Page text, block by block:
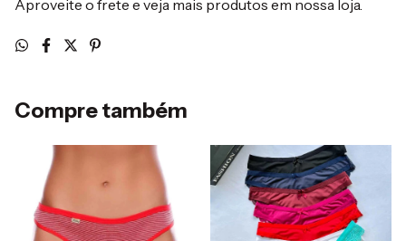
Aproveite o frete e veja mais produtos em nossa loja.
Compre também